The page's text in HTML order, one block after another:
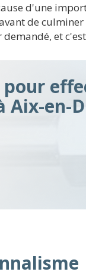
d'une
de
et
Aix-en-